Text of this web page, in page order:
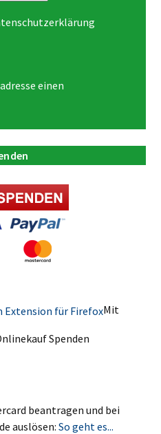
einen
Mit
Spenden
beantragen und bei
auslösen:So geht es...